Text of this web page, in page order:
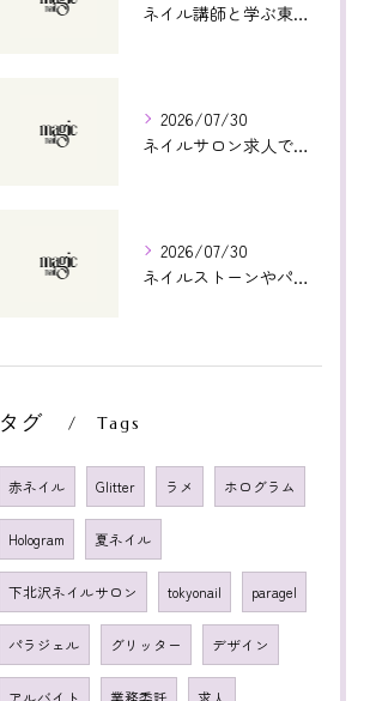
ネイル講師と学ぶ東京都世田谷区宇奈根で将来に直結する技術習得ガイド
2026/07/30
ネイルサロン求人で東京都渋谷区の未経験から始める安心の働き方徹底解説
2026/07/30
ネイルストーンやパーツの価格と渋谷区で効率よく購入できる店舗選び徹底ガイド
タグ Tags
赤ネイル Glitter ラメ ホログラム
Hologram 夏ネイル
下北沢ネイルサロン tokyonail paragel
パラジェル グリッター デザイン